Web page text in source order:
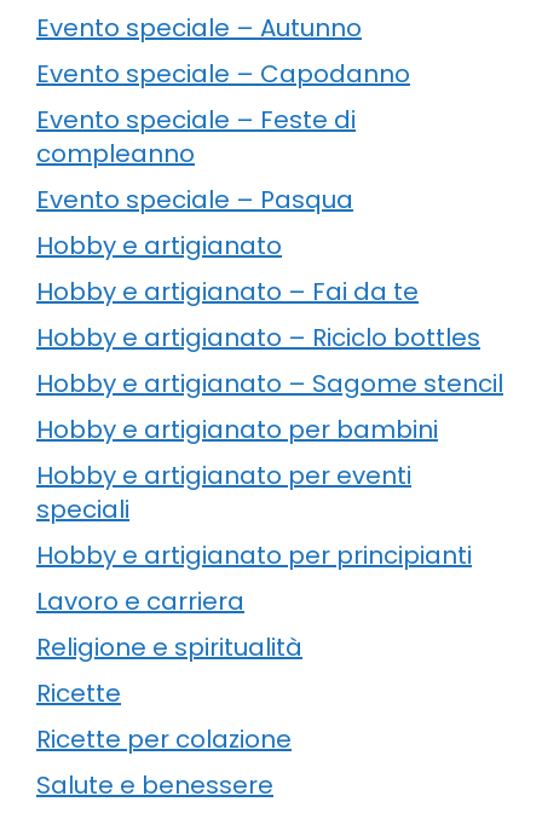
Evento speciale – Autunno
Evento speciale – Capodanno
Evento speciale – Feste di
compleanno
Evento speciale – Pasqua
Hobby e artigianato
Hobby e artigianato – Fai da te
Hobby e artigianato – Riciclo bottles
Hobby e artigianato – Sagome stencil
Hobby e artigianato per bambini
Hobby e artigianato per eventi
speciali
Hobby e artigianato per principianti
Lavoro e carriera
Religione e spiritualità
Ricette
Ricette per colazione
Salute e benessere